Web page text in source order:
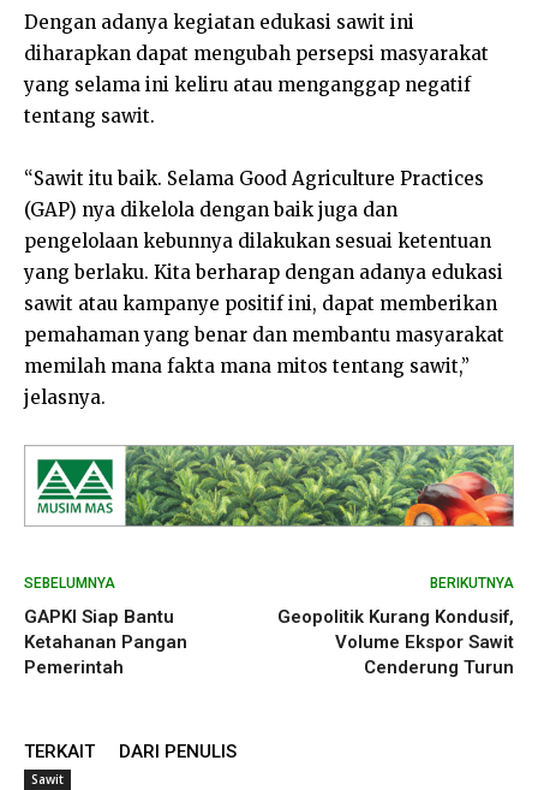
Dengan adanya kegiatan edukasi sawit ini
diharapkan dapat mengubah persepsi masyarakat
yang selama ini keliru atau menganggap negatif
tentang sawit.
“Sawit itu baik. Selama Good Agriculture Practices
(GAP) nya dikelola dengan baik juga dan
pengelolaan kebunnya dilakukan sesuai ketentuan
yang berlaku. Kita berharap dengan adanya edukasi
sawit atau kampanye positif ini, dapat memberikan
pemahaman yang benar dan membantu masyarakat
memilah mana fakta mana mitos tentang sawit,”
jelasnya.
SEBELUMNYA
GAPKI Siap Bantu
Ketahanan Pangan
Pemerintah
BERIKUTNYA
Geopolitik Kurang Kondusif,
Volume Ekspor Sawit
Cenderung Turun
TERKAIT DARI PENULIS
Sawit